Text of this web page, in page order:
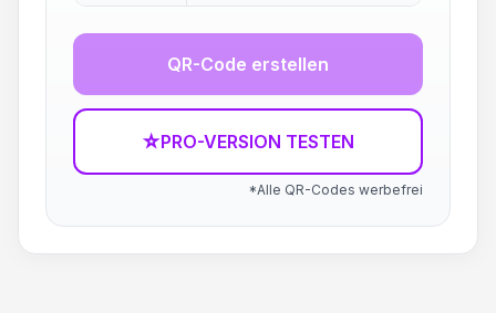
QR-Code erstellen
☆PRO-VERSION TESTEN
*Alle QR-Codes werbefrei